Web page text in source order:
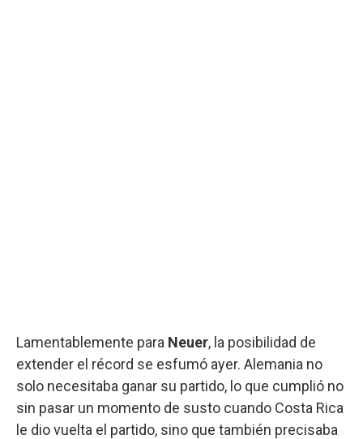
Lamentablemente para Neuer, la posibilidad de
extender el récord se esfumó ayer. Alemania no
solo necesitaba ganar su partido, lo que cumplió no
sin pasar un momento de susto cuando Costa Rica
le dio vuelta el partido, sino que también precisaba